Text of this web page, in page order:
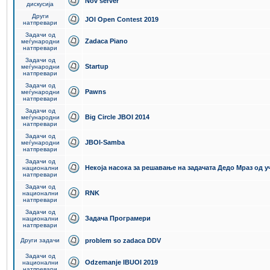
дискусија
Други
натпревари
JOI Open Contest 2019
Задачи од
меѓународни
натпревари
Zadaca Piano
Задачи од
меѓународни
натпревари
Startup
Задачи од
меѓународни
натпревари
Pawns
Задачи од
меѓународни
натпревари
Big Circle JBOI 2014
Задачи од
меѓународни
натпревари
JBOI-Samba
Задачи од
национални
натпревари
Некоја насока за решавање на задачата Дедо Мраз од
Задачи од
национални
натпревари
RNK
Задачи од
национални
натпревари
Задача Програмери
Други задачи problem so zadaca DDV
Задачи од
национални
Odzemanje IBUOI 2019